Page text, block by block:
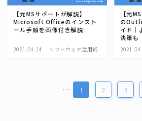
【元MSサポートが解説】
Microsoft Officeのインスト
ール手順を画像付き解説
2021.04.14 ソフトウェア活用術
【元
の
イド｜
決策も
… 1 2 3